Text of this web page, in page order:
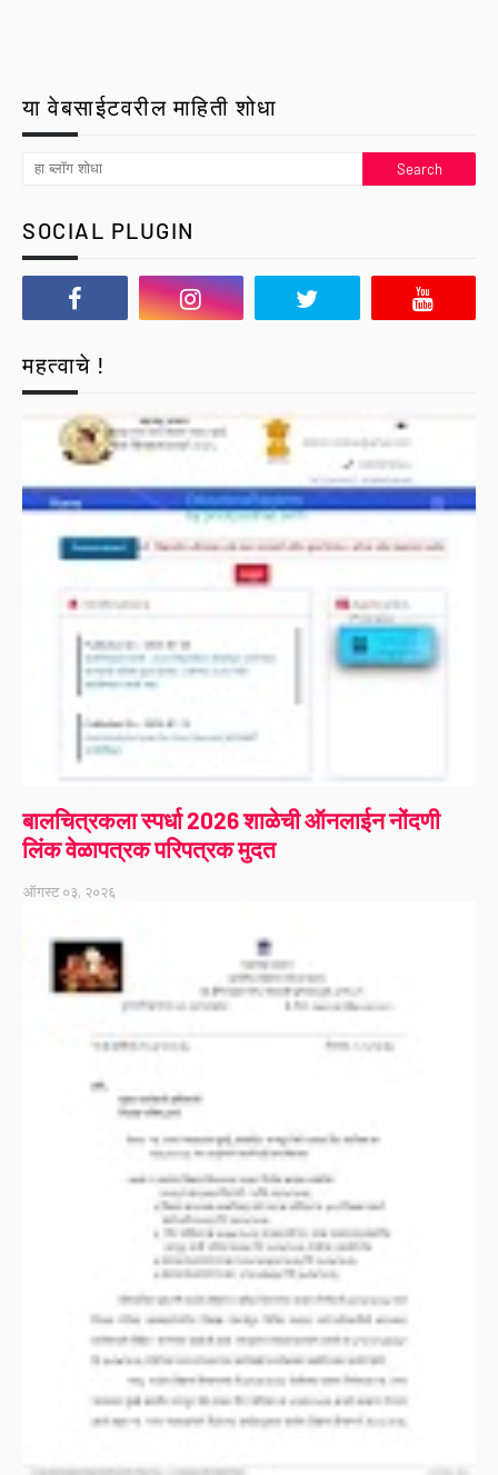
या वेबसाईटवरील माहिती शोधा
SOCIAL PLUGIN
महत्वाचे !
बालचित्रकला स्पर्धा 2026 शाळेची ऑनलाईन नोंदणी
लिंक वेळापत्रक परिपत्रक मुदत
ऑगस्ट ०३, २०२६